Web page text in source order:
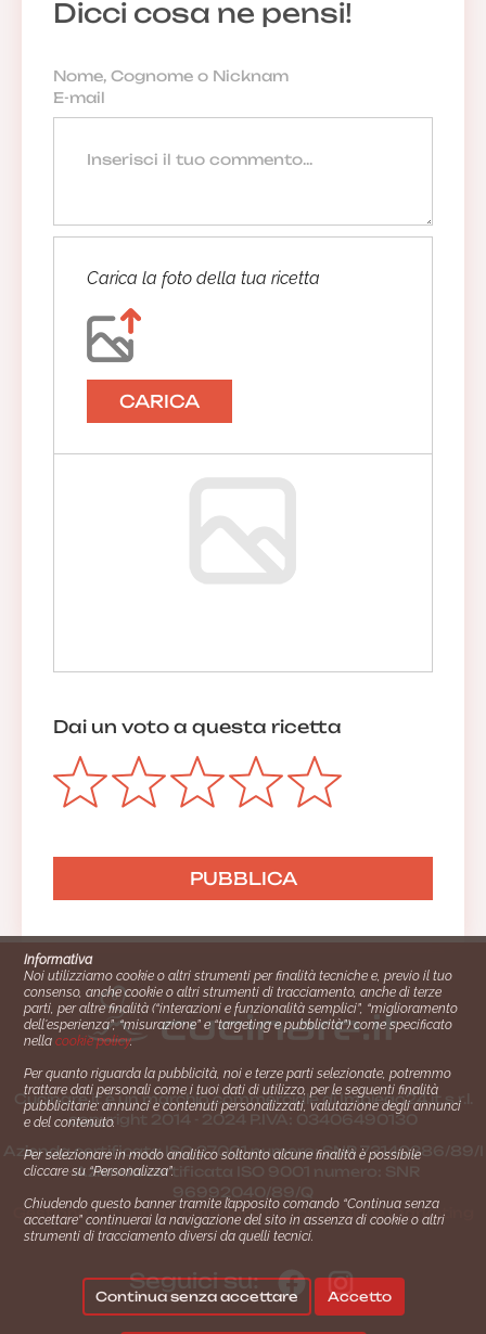
Dicci cosa ne pensi!
Carica la foto della tua ricetta
CARICA
Dai un voto a questa ricetta
Cucinare.it è un marchio commerciale di Impiego24.it s.r.l.
copyright 2014 - 2024 P.IVA: 03406490130
Azienda certiﬁcata ISO 27001 numero: SNR 73140386/89/I
- Azienda certiﬁcata ISO 9001 numero: SNR
Gestione consensi e categorie merceologiche marketing
Seguici su:
Informativa
Noi utilizziamo cookie o altri strumenti per finalità tecniche e, previo il tuo
consenso, anche cookie o altri strumenti di tracciamento, anche di terze
parti, per altre finalità (“interazioni e funzionalità semplici”, “miglioramento
dell'esperienza”, “misurazione” e “targeting e pubblicità”) come specificato
nellacookie policy.
Per quanto riguarda la pubblicità, noi e terze parti selezionate, potremmo
trattare dati personali come i tuoi dati di utilizzo, per le seguenti finalità
pubblicitarie: annunci e contenuti personalizzati, valutazione degli annunci
e del contenuto.
Per selezionare in modo analitico soltanto alcune finalità è possibile
cliccare su “Personalizza”.
Chiudendo questo banner tramite l’apposito comando “Continua senza
accettare” continuerai la navigazione del sito in assenza di cookie o altri
strumenti di tracciamento diversi da quelli tecnici.
Continua senza accettare Accetto